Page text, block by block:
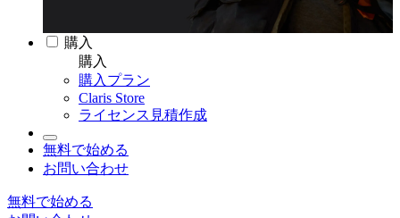
購入
購入
購入プラン
Claris Store
ライセンス見積作成
無料で始める
お問い合わせ
無料で始める